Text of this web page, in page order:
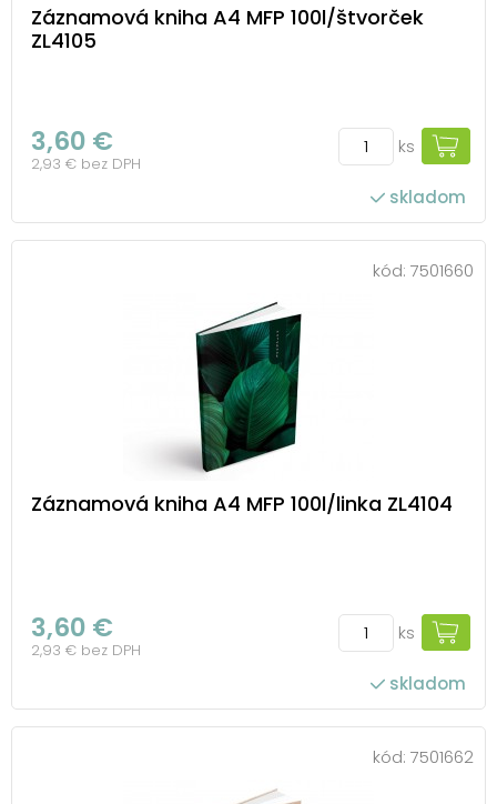
Záznamová kniha A4 MFP 100l/štvorček
ZL4105
3,60 €
2,93 € bez DPH
ks
skladom
kód: 7501660
Záznamová kniha A4 MFP 100l/linka ZL4104
3,60 €
2,93 € bez DPH
ks
skladom
kód: 7501662